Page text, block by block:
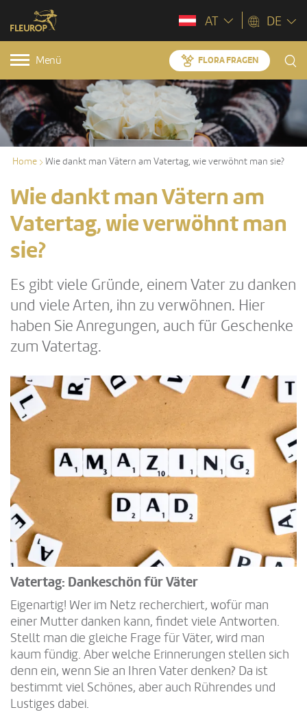
AT DE
Menü FLORA FRAGEN
Home Wie dankt man Vätern am Vatertag, wie verwöhnt man sie?
Wie dankt man Vätern am
Vatertag, wie verwöhnt man
sie?
Es gibt viele Gründe, einem Vater zu danken
und viele Arten, ihn zu verwöhnen. Hier
haben Sie Anregungen, auch für Geschenke
zum Vatertag.
Vatertag: Dankeschön für Väter
Eigenartig! Wer im Netz recherchiert, wofür man
einer Mutter danken kann, findet viele Antworten.
Stellt man die gleiche Frage für Väter, wird man
kaum fündig. Aber welche Erinnerungen stellen sich
denn ein, wenn Sie an Ihren Vater denken? Da ist
bestimmt viel Schönes, aber auch Rührendes und
Lustiges dabei.